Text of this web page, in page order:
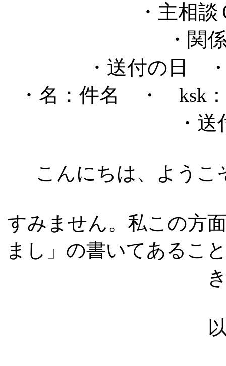
・主相
・関
・送付の日
・名：件名 ・ ksk
・
こんにちは、よう
すみません。私この方
まし」の書いてあるこ